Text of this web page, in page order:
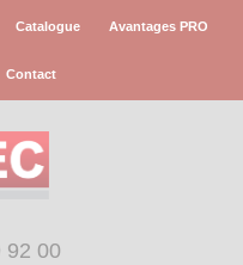
Catalogue Avantages PRO
Contact
92 00